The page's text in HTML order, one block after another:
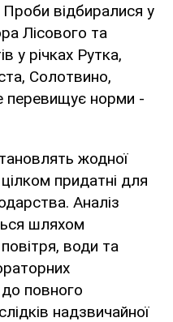
Проби відбиралися у
Лісового та
у річках Рутка,
Солотвино,
перевищує норми -
жодної
придатні для
Аналіз
шляхом
води та
повного
надзвичайної